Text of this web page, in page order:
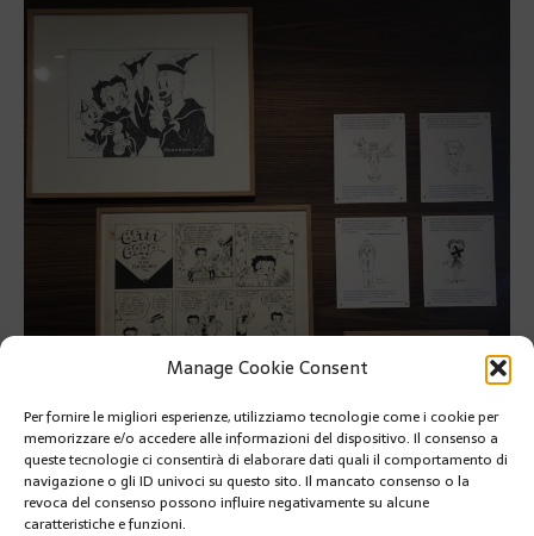
Manage Cookie Consent
Per fornire le migliori esperienze, utilizziamo tecnologie come i cookie per
memorizzare e/o accedere alle informazioni del dispositivo. Il consenso a
queste tecnologie ci consentirà di elaborare dati quali il comportamento di
navigazione o gli ID univoci su questo sito. Il mancato consenso o la
revoca del consenso possono influire negativamente su alcune
caratteristiche e funzioni.